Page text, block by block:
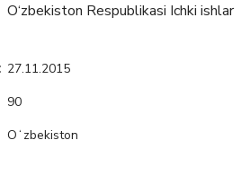
O‘zbekiston Respublikasi Ichki ishlar
27.11.2015
90
Oʻzbekiston